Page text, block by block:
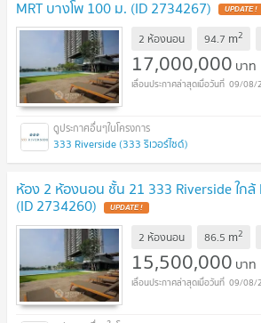
MRT บางโพ 100 ม. (ID 2734267) UPDATE !
2 ห้องนอน 94.7 m2
17,000,000 บาท
09/08/
333 Riverside (333 ริเวอร์ไซด์)
ห้อง 2 ห้องนอน ชั้น 21 333 Riverside ใกล้
(ID 2734260) UPDATE !
2 ห้องนอน 86.5 m2
15,500,000 บาท
09/08/